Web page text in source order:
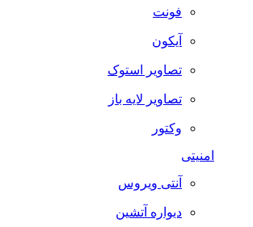
فونت
آیکون
تصاویر استوک
تصاویر لایه باز
وکتور
امنیتی
آنتی ویروس
دیواره آتشین